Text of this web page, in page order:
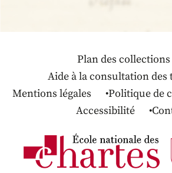
Plan des collections
Aide à la consultation des
Mentions légales
Politique de
Accessibilité